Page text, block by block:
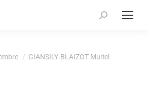
Recherche
GIANSILY-BLAIZOT Muriel